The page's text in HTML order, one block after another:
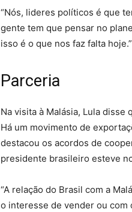
“Nós, lideres políticos é que
gente tem que pensar no
isso é o que nos faz falta hoje.”
Parceria
Na visita à Malásia, Lula
Há um movimento de
destacou os acordos de
presidente brasileiro esteve
“A relação do Brasil com a
o interesse de vender ou com